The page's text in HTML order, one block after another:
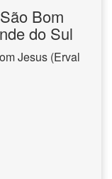
Bom
do Sul
Jesus (Erval